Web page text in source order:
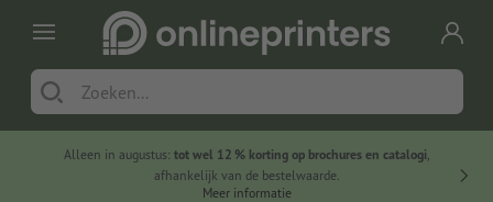
Alleen in augustus: tot wel 12 % korting op brochures en catalogi,
afhankelijk van de bestelwaarde.
Meer informatie